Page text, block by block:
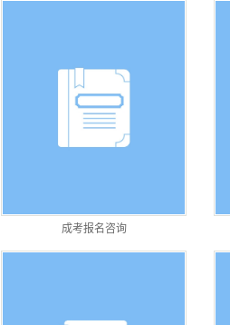
成考报名咨询